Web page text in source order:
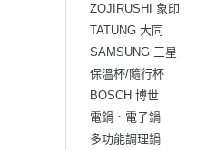
ZOJIRUSHI 象印
TATUNG 大同
SAMSUNG 三星
保溫杯/隨行杯
BOSCH 博世
電鍋．電子鍋
多功能調理鍋